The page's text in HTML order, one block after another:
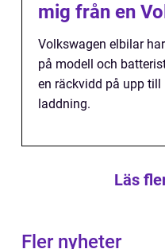
mig från en
Volkswagen elbilar
på modell och
en räckvidd på upp till
laddning.
Läs
Fler nyheter